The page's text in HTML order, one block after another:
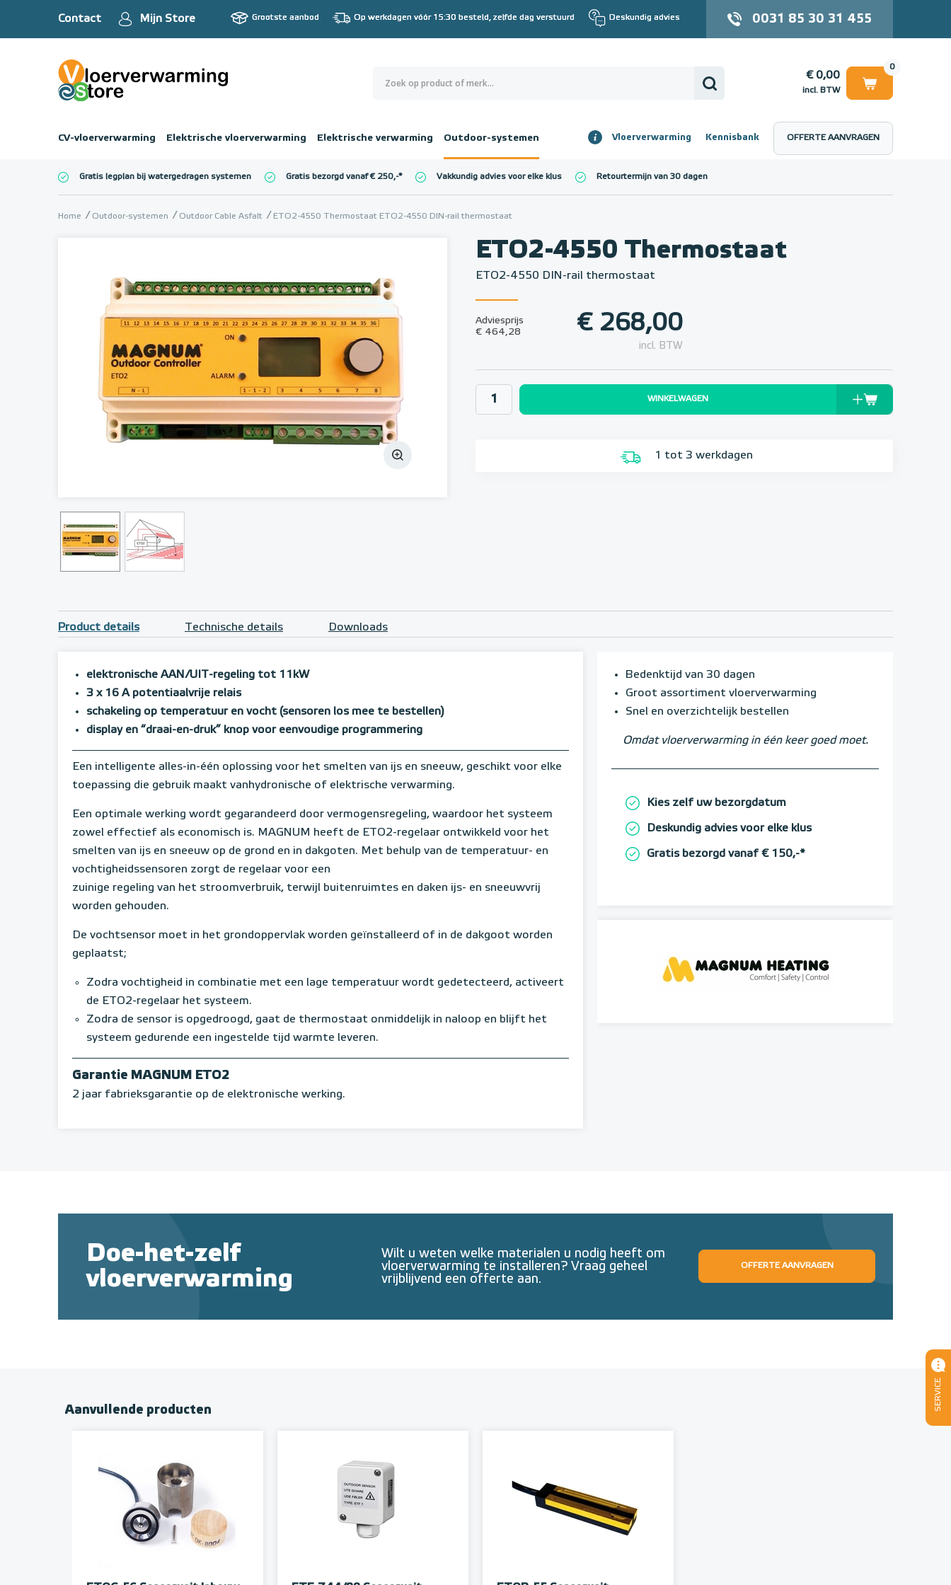
Contact Mijn Store Grootste aanbod Op werkdagen vóór 15:30 besteld, zelfde dag verstuurd Deskundig advies 0031 85 30 31 455
0
€ 0,00
incl. BTW
€ 0,00
CV-vloerverwarming Elektrische vloerverwarming Elektrische verwarming Outdoor-systemen
€ 0,00 Vloerverwarming Kennisbank OFFERTE AANVRAGEN
Gratis legplan bij watergedragen systemen Gratis bezorgd vanaf € 250,-* Vakkundig advies voor elke klus Retourtermijn van 30 dagen
Home Outdoor-systemen Outdoor Cable Asfalt ETO2-4550 Thermostaat ETO2-4550 DIN-rail thermostaat
ETO2-4550 Thermostaat
ETO2-4550 DIN-rail thermostaat
Adviesprijs
€ 464,28
€ 268,00
incl. BTW
WINKELWAGEN
1 tot 3 werkdagen
Product details Technische details Downloads
elektronische AAN/UIT-regeling tot 11kW
3 x 16 A potentiaalvrije relais
schakeling op temperatuur en vocht (sensoren los mee te bestellen)
display en “draai-en-druk” knop voor eenvoudige programmering
Een intelligente alles-in-één oplossing voor het smelten van ijs en sneeuw, geschikt voor elke
toepassing die gebruik maakt vanhydronische of elektrische verwarming.
Een optimale werking wordt gegarandeerd door vermogensregeling, waardoor het systeem
zowel effectief als economisch is. MAGNUM heeft de ETO2-regelaar ontwikkeld voor het
smelten van ijs en sneeuw op de grond en in dakgoten. Met behulp van de temperatuur- en
vochtigheidssensoren zorgt de regelaar voor een
zuinige regeling van het stroomverbruik, terwijl buitenruimtes en daken ijs- en sneeuwvrij
worden gehouden.
De vochtsensor moet in het grondoppervlak worden geïnstalleerd of in de dakgoot worden
geplaatst;
Zodra vochtigheid in combinatie met een lage temperatuur wordt gedetecteerd, activeert
de ETO2-regelaar het systeem.
Zodra de sensor is opgedroogd, gaat de thermostaat onmiddelijk in naloop en blijft het
systeem gedurende een ingestelde tijd warmte leveren.
Garantie MAGNUM ETO2
2 jaar fabrieksgarantie op de elektronische werking.
Bedenktijd van 30 dagen
Groot assortiment vloerverwarming
Snel en overzichtelijk bestellen
Omdat vloerverwarming in één keer goed moet.
Kies zelf uw bezorgdatum
Deskundig advies voor elke klus
Gratis bezorgd vanaf € 150,-*
Doe-het-zelf
vloerverwarming
Wilt u weten welke materialen u nodig heeft om
vloerverwarming te installeren? Vraag geheel
vrijblijvend een offerte aan.
OFFERTE AANVRAGEN
Aanvullende producten SERVICE